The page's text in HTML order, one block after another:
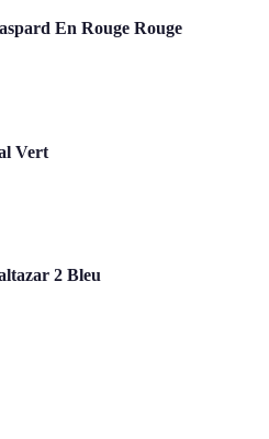
En Rouge Rouge
Vert
2 Bleu